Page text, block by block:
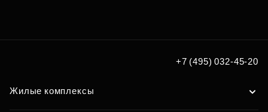
+7 (495) 032-45-20
Жилые комплексы